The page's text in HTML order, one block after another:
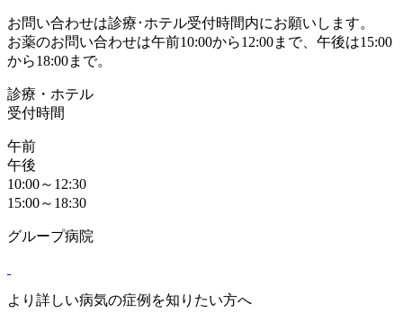
お問い合わせは診療･ホテル受付時間内にお願いします。
お薬のお問い合わせは午前10:00から12:00まで、午後は15:00
から18:00まで。
診療・ホテル
受付時間
午前
午後
10:00～12:30
15:00～18:30
グループ病院
より詳しい病気の症例を知りたい方へ